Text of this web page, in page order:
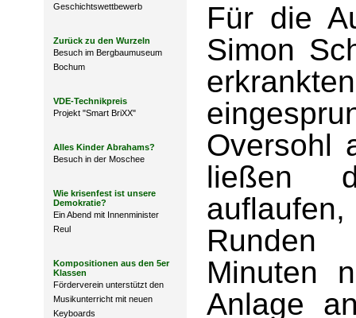
Geschichtswettbewerb
Zurück zu den Wurzeln
Besuch im Bergbaumuseum
Bochum
VDE-Technikpreis
Projekt "Smart BriXX"
Alles Kinder Abrahams?
Besuch in der Moschee
Wie krisenfest ist unsere
Demokratie?
Ein Abend mit Innenminister
Reul
Kompositionen aus den 5er
Klassen
Förderverein unterstützt den
Musikunterricht mit neuen
Keyboards
Für die
Simon
Oversohl
ließen
Runden
Minuten
Anlage